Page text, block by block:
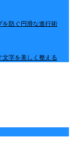
を防ぐ円滑な進行術
字を美しく整える